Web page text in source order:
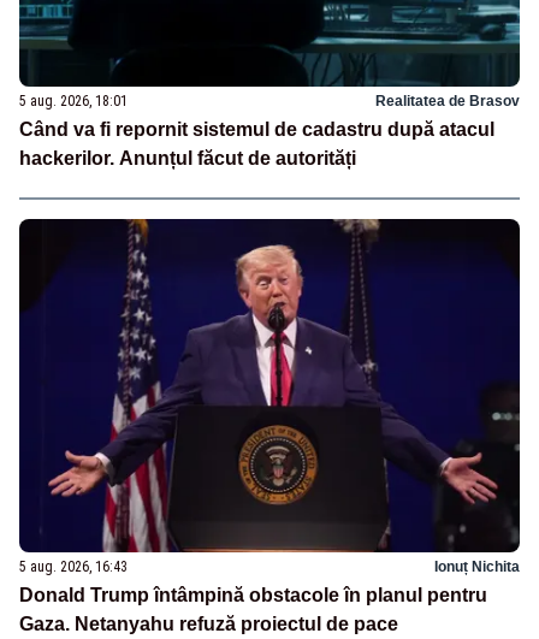
5 aug. 2026, 18:01 Realitatea de Brasov
Când va fi repornit sistemul de cadastru după atacul
hackerilor. Anunțul făcut de autorități
5 aug. 2026, 16:43 Ionuț Nichita
Donald Trump întâmpină obstacole în planul pentru
Gaza. Netanyahu refuză proiectul de pace